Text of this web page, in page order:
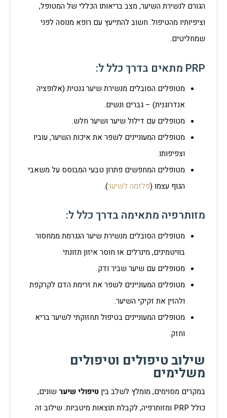
הגורם לנשירת השיער, מצב בריאותו הכללי של המטופל,
וציפיותיו מהטיפול. חשוב להתייעץ עם רופא מנוסה לפני
שמחליטים.
PRP מתאים בדרך כלל ל:
מטופלים הסובלים מנשירת שיער גנטית (אלופציה
אנדרוגנית) – גברים ונשים.
מטופלים עם דילול שיער ושיער חלש.
מטופלים המעוניינים לשפר את איכות השיער, עוביו
וצפיפותו.
מטופלים המחפשים פתרון טבעי המבוסס על משאבי
הגוף עצמו (פלזמה לשיער).
מזותרפיה מתאימה בדרך כלל ל:
מטופלים הסובלים מנשירת שיער הנגרמת ממחסור
בוויטמינים, מינרלים או חוסר איזון תזונתי.
מטופלים עם שיער שביר ודק.
מטופלים המעוניינים לשפר את זרימת הדם לקרקפת
ולהזין את זקיקי השיער.
מטופלים המעוניינים בטיפול תחזוקתי לשיער בריא
וחזק.
שילוב טיפולים וטיפולים
משלימים
במקרים מסוימים, מומלץ לשלב ביןטיפולי שיער שונים,
כולל PRP ומזותרפיה, לקבלת תוצאות מיטביות. שילוב זה